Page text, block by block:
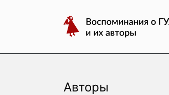
Воспоминания
о
и
авторы
Авторы